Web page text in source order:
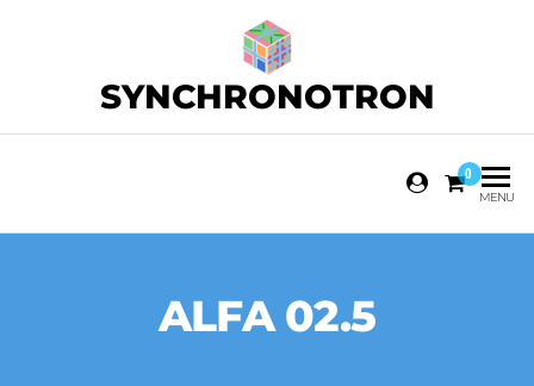
SYNCHRONOTRON
0
MENU
ALFA 02.5